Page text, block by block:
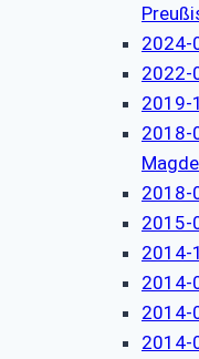
2024-
2022-
2019-
2018-
2018-
2015-
2014-
2014-
2014-
2014-